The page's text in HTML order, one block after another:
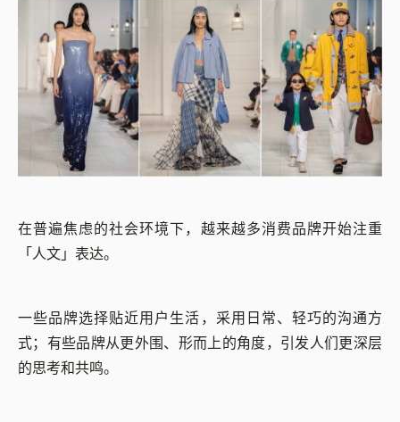
在普遍焦虑的社会环境下，越来越多消费品牌开始注重
「人文」表达。
一些品牌选择贴近用户生活，采用日常、轻巧的沟通方
式；有些品牌从更外围、形而上的角度，引发人们更深层
的思考和共鸣。